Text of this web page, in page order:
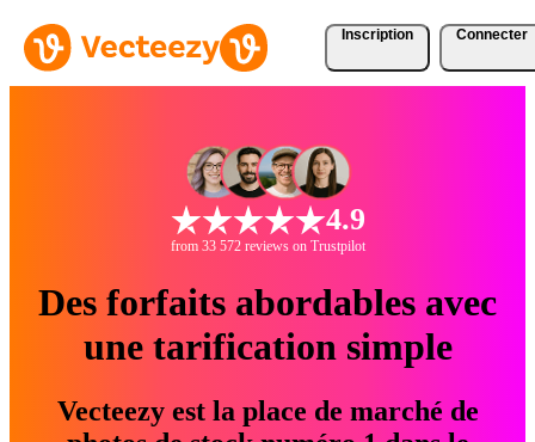
Inscription Connecter
4.9
from 33 572 reviews on Trustpilot
Des forfaits abordables avec
une tarification simple
Vecteezy est la place de marché de